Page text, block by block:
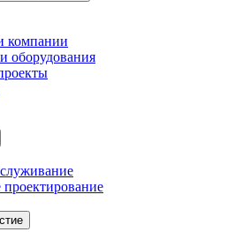
компании
оборудования
проектирование